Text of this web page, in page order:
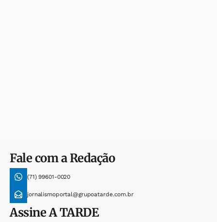
Fale com a Redação
(71) 99601-0020
jornalismoportal@grupoatarde.com.br
AssineA TARDE